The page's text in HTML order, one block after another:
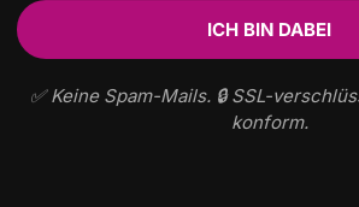
✅ Keine Spam-Mails. 🔒 SSL-
konform.